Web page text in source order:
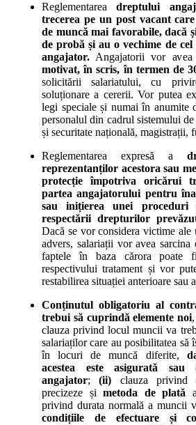
Reglementareadreptului
trecerea pe un post vacant
de muncă mai favorabile, dacă
de probă și au o vechime de
angajator. Angajatorii vor avea
motivat, în scris, în termen de
solicitării salariatului, cu
soluționare a cererii. Vor putea
legi speciale și numai în anumite
personalul din cadrul sistemului
și securitate națională, magistrații,
Reglementarea expresă a
reprezentanților acestora sau
protecție împotriva oricărui
partea angajatorului pentru
sau inițierea unei proceduri
respectării drepturilor
Dacă se vor considera victime ale
advers, salariații vor avea
faptele în baza cărora poate fi
respectivului tratament și vor
restabilirea situației anterioare sau
Conținutul obligatoriu al
trebui să cuprindă elemente noi
clauza privind locul muncii va
salariaților care au posibilitatea să
în locuri de muncă diferite,
acestea este asigurată sau
angajator;(ii) clauza privind
precizeze și metoda de plată
privind durata normală a muncii
condițiile de efectuare și